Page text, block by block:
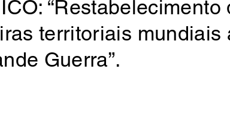
“Restabelecimento
territoriais mundiais
Guerra”.